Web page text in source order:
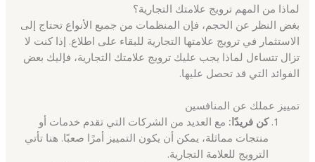
لماذا من المهم ترويج علامتك التجارية؟
بغض النظر عن الحجم، فإن المنظمات من جميع الأنواع تحتاج إلى
الاستثمار في ترويج علامتها التجارية للبقاء على اطلاع. إذا كنت لا
تزال تتساءل لماذا يجب عليك ترويج علامتك التجارية، فإليك بعض
الفوائد التي قد تحصل عليها.
تمييز عملك عن المنافسين
كن فريدًا: مع العديد من الشركات التي تقدم خدمات أو
منتجات مماثلة، يمكن أن يكون التمييز أمرًا صعبًا. هنا تأتي
الترويج للعلامة التجارية.